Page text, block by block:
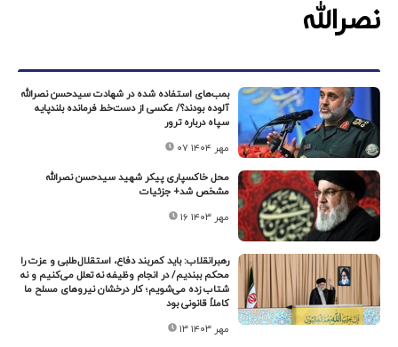
نصرالله
بمب‌های استفاده شده در شهادت سیدحسن نصرالله
آلوده بودند؟/ عکسی از دست‌خط فرمانده بلندپایه
سپاه درباره ترور
۰۷ مهر ۱۴۰۴
محل خاکسپاری پیکر شهید سیدحسن نصرالله
مشخص شد+ جزئیات
۱۶ مهر ۱۴۰۳
رهبرانقلاب: باید کمربند دفاع، استقلال‌طلبی و عزت را
محکم ببندیم/ در انجام وظیفه نه تعلل می‌کنیم و نه
شتاب زده می‌شویم؛ کار درخشان نیروهای مسلح ما
کاملاً قانونی بود
۱۳ مهر ۱۴۰۳